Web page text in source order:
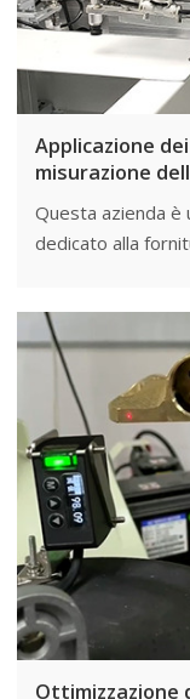
Applicazione
misurazione
Questa azienda
dedicato alla
massima
Ottimizzazione